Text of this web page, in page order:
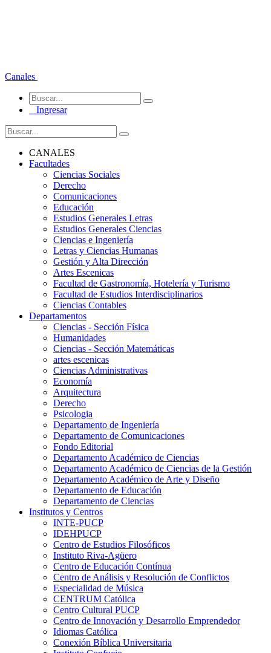
Canales
Ingresar
CANALES
Facultades
Ciencias Sociales
Derecho
Comunicaciones
Educación
Estudios Generales Letras
Estudios Generales Ciencias
Ciencias e Ingeniería
Letras y Ciencias Humanas
Gestión y Alta Dirección
Artes Escenicas
Facultad de Gastronomía, Hotelería y Turismo
Facultad de Estudios Interdisciplinarios
Ciencias Contables
Departamentos
Ciencias - Sección Física
Humanidades
Ciencias - Sección Matemáticas
artes escenicas
Ciencias Administrativas
Economía
Arquitectura
Derecho
Psicologia
Departamento de Ingeniería
Departamento de Comunicaciones
Fondo Editorial
Departamento Académico de Ciencias
Departamento Académico de Ciencias de la Gestión
Departamento Académico de Arte y Diseño
Departamento de Educación
Departamento de Ciencias
Institutos y Centros
INTE-PUCP
IDEHPUCP
Centro de Estudios Filosóficos
Instituto Riva-Agüero
Centro de Educación Contínua
Centro de Análisis y Resolución de Conflictos
Especialidad de Música
CENTRUM Católica
Centro Cultural PUCP
Centro de Innovación y Desarrollo Emprendedor
Idiomas Católica
Conexión Bíblica Universitaria